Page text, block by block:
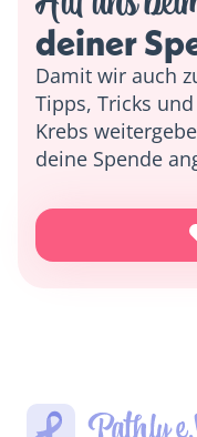
deiner
Damit wir auch
Tipps, Tricks
Krebs
deine Spende